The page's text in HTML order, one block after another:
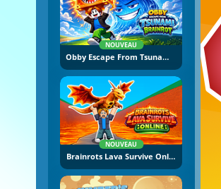
NOUVEAU
Obby Escape From Tsunami Brainrot
NOUVEAU
Brainrots Lava Survive Online